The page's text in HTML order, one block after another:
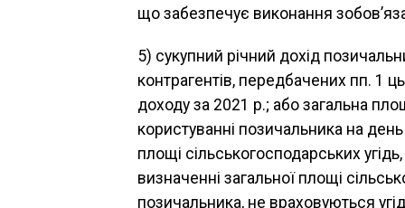
що забезпечує виконання
5) сукупний річний дохід
контрагентів, передбачених пп. 1
доходу за 2021 р.; або загальна
користуванні позичальника на
площі сільськогосподарських
визначенні загальної площі
позичальника, не враховуються